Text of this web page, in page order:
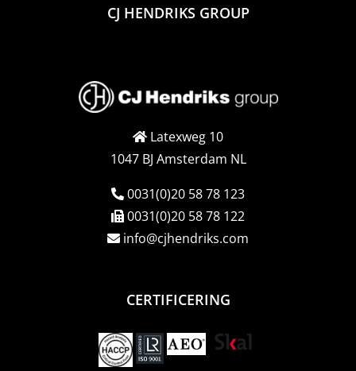
CJ HENDRIKS GROUP
Latexweg 10
1047 BJ Amsterdam NL
0031(0)20 58 78 123
0031(0)20 58 78 122
info@cjhendriks.com
CERTIFICERING